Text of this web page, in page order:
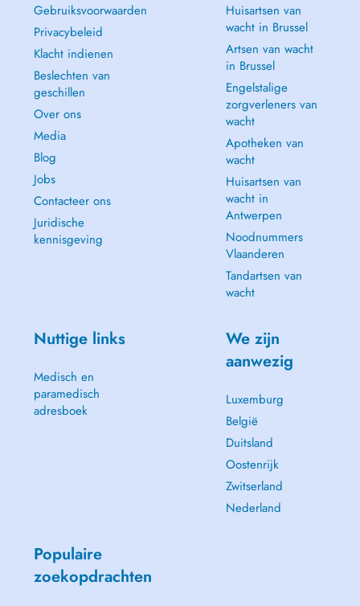
Gebruiksvoorwaarden
Privacybeleid
Klacht indienen
Beslechten van
geschillen
Over ons
Media
Blog
Jobs
Contacteer ons
Juridische
kennisgeving
Huisartsen van
wacht in Brussel
Artsen van wacht
in Brussel
Engelstalige
zorgverleners van
wacht
Apotheken van
wacht
Huisartsen van
wacht in
Antwerpen
Noodnummers
Vlaanderen
Tandartsen van
wacht
Nuttige links
Medisch en
paramedisch
adresboek
We zijn
aanwezig
Luxemburg
België
Duitsland
Oostenrijk
Zwitserland
Nederland
Populaire
zoekopdrachten